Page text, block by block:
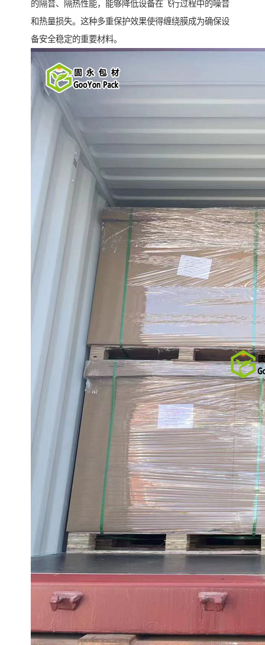
的隔音、隔热性能，能够降低设备在飞行过程中的噪音
和热量损失。这种多重保护效果使得缠绕膜成为确保设
备安全稳定的重要材料。